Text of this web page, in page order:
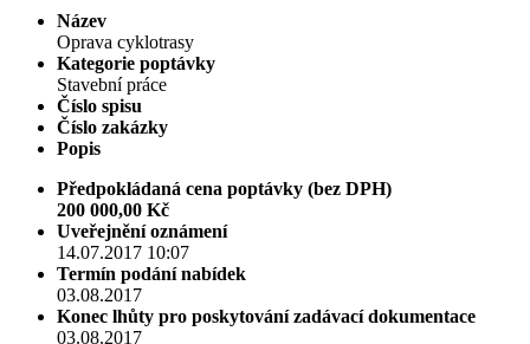
Název
Oprava cyklotrasy
Kategorie poptávky
Stavební práce
Číslo spisu
Číslo zakázky
Popis
Předpokládaná cena poptávky (bez DPH)
200 000,00 Kč
Uveřejnění oznámení
14.07.2017 10:07
Termín podání nabídek
03.08.2017
Konec lhůty pro poskytování zadávací dokumentace
03.08.2017